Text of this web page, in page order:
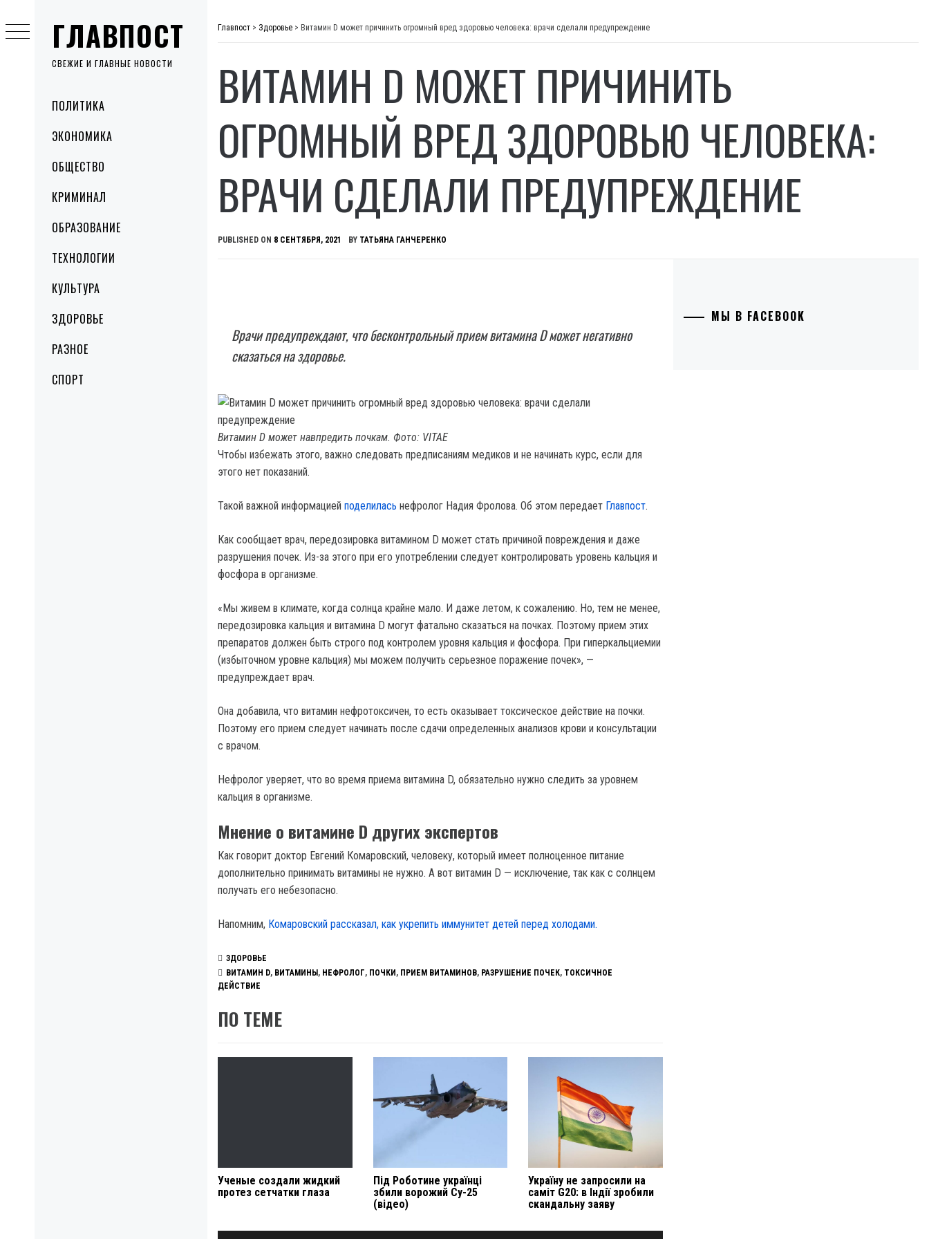
ГЛАВПОСТ
СВЕЖИЕ И ГЛАВНЫЕ НОВОСТИ
MenuПОЛИТИКА
ЭКОНОМИКА
ОБЩЕСТВО
КРИМИНАЛ
ОБРАЗОВАНИЕ
ТЕХНОЛОГИИ
КУЛЬТУРА
ЗДОРОВЬЕ
РАЗНОЕ
СПОРТ
to
content
Главпост > Здоровье > Витамин D может причинить огромный вред здоровью человека: врачи сделали предупреждение
ВИТАМИН D МОЖЕТ ПРИЧИНИТЬ
ОГРОМНЫЙ ВРЕД ЗДОРОВЬЮ ЧЕЛОВЕКА:
ВРАЧИ СДЕЛАЛИ ПРЕДУПРЕЖДЕНИЕ
PUBLISHED ON 8 СЕНТЯБРЯ, 2021 BY ТАТЬЯНА ГАНЧЕРЕНКО
Врачи предупреждают, что бесконтрольный прием витамина D может негативно
сказаться на здоровье.
Витамин D может навпредить почкам. Фото: VITAE
Чтобы избежать этого, важно следовать предписаниям медиков и не начинать курс, если для
этого нет показаний.
Такой важной информацией поделилась нефролог Надия Фролова. Об этом передает Главпост.
Как сообщает врач, передозировка витамином D может стать причиной повреждения и даже
разрушения почек. Из-за этого при его употреблении следует контролировать уровень кальция и
фосфора в организме.
«Мы живем в климате, когда солнца крайне мало. И даже летом, к сожалению. Но, тем не менее,
передозировка кальция и витамина D могут фатально сказаться на почках. Поэтому прием этих
препаратов должен быть строго под контролем уровня кальция и фосфора. При гиперкальциемии
(избыточном уровне кальция) мы можем получить серьезное поражение почек», —
предупреждает врач.
Она добавила, что витамин нефротоксичен, то есть оказывает токсическое действие на почки.
Поэтому его прием следует начинать после сдачи определенных анализов крови и консультации
с врачом.
Нефролог уверяет, что во время приема витамина D, обязательно нужно следить за уровнем
кальция в организме.
Мнение о витамине D других экспертов
Как говорит доктор Евгений Комаровский, человеку, который имеет полноценное питание
дополнительно принимать витамины не нужно. А вот витамин D — исключение, так как с солнцем
получать его небезопасно.
Напомним, Комаровский рассказал, как укрепить иммунитет детей перед холодами.
ЗДОРОВЬЕ
ВИТАМИН D, ВИТАМИНЫ , НЕФРОЛОГ, ПОЧКИ , ПРИЕМ ВИТАМИНОВ, РАЗРУШЕНИЕ ПОЧЕК, ТОКСИЧНОЕ
ДЕЙСТВИЕ
ПО ТЕМЕ
Ученые создали жидкий
протез сетчатки глаза
Під Роботине українці
збили ворожий Су-25
(відео)
Україну не запросили на
саміт G20: в Індії зробили
скандальну заяву
МЫ В FACEBOOK